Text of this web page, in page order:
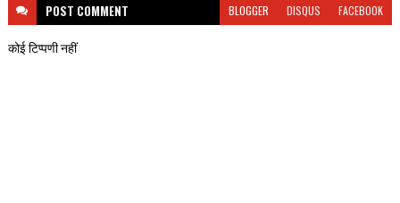
POST COMMENT BLOGGER DISQUS FACEBOOK
कोई टिप्पणी नहीं